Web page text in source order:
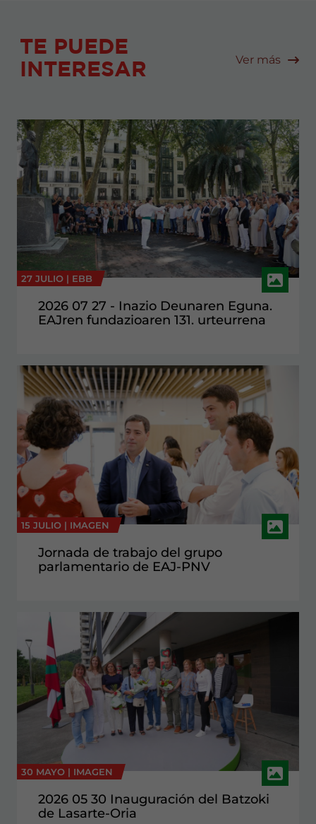
TE PUEDE
INTERESAR
Ver más
27 JULIO | EBB
2026 07 27 - Inazio Deunaren Eguna.
EAJren fundazioaren 131. urteurrena
15 JULIO | IMAGEN
Jornada de trabajo del grupo
parlamentario de EAJ-PNV
30 MAYO | IMAGEN
2026 05 30 Inauguración del Batzoki
de Lasarte-Oria